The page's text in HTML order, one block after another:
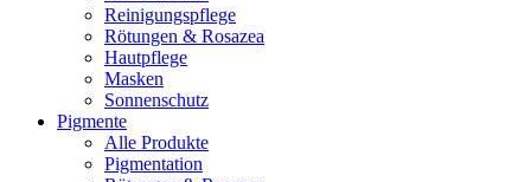
Reinigungspflege
Rötungen & Rosazea
Hautpflege
Masken
Sonnenschutz
Pigmente
Alle Produkte
Pigmentation